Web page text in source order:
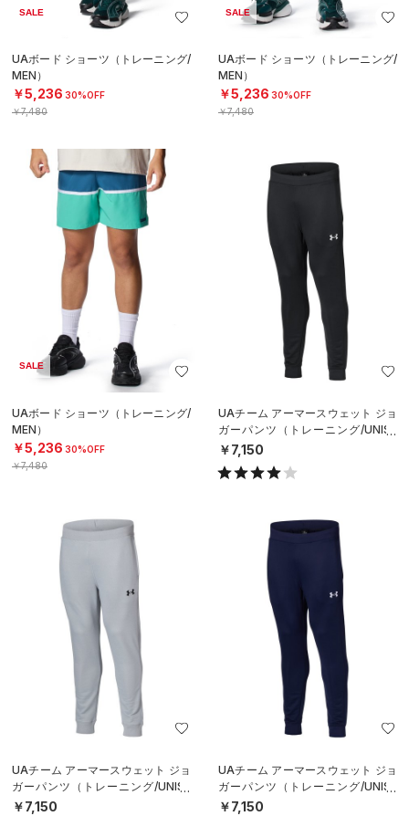
SALE
UAボード ショーツ（トレーニング/
MEN）
￥5,236 30%OFF
￥7,480
SALE
UAボード ショーツ（トレーニング/
MEN）
￥5,236 30%OFF
￥7,480
SALE
UAボード ショーツ（トレーニング/
MEN）
￥5,236 30%OFF
￥7,480
UAチーム アーマースウェット ジョ
ガーパンツ（トレーニング/UNISE
X）
￥7,150
UAチーム アーマースウェット ジョ
ガーパンツ（トレーニング/UNISE
X）
￥7,150
UAチーム アーマースウェット ジョ
ガーパンツ（トレーニング/UNISE
X）
￥7,150